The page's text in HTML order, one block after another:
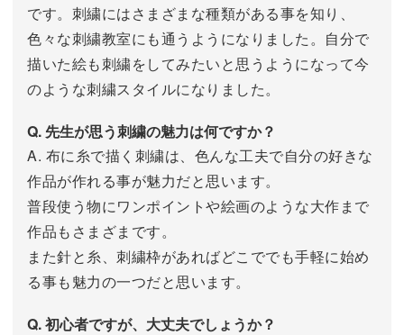
です。刺繍にはさまざまな種類がある事を知り、
色々な刺繍教室にも通うようになりました。自分で
描いた絵も刺繍をしてみたいと思うようになって今
のような刺繍スタイルになりました。
Q. 先生が思う刺繍の魅力は何ですか？
A. 布に糸で描く刺繍は、色んな工夫で自分の好きな
作品が作れる事が魅力だと思います。
普段使う物にワンポイントや絵画のような大作まで
作品もさまざまです。
また針と糸、刺繍枠があればどこででも手軽に始め
る事も魅力の一つだと思います。
Q. 初心者ですが、大丈夫でしょうか？